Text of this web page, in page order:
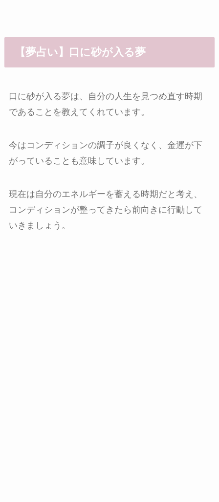
【夢占い】口に砂が入る夢
口に砂が入る夢は、自分の人生を見つめ直す時期
であることを教えてくれています。
今はコンディションの調子が良くなく、金運が下
がっていることも意味しています。
現在は自分のエネルギーを蓄える時期だと考え、
コンディションが整ってきたら前向きに行動して
いきましょう。